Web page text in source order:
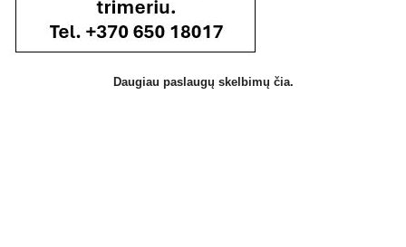
Daugiau paslaugų skelbimų čia.